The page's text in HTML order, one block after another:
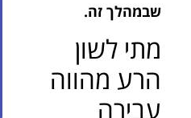
שבמהלך זה.
מתי לשון
הרע מהווה
עבירה